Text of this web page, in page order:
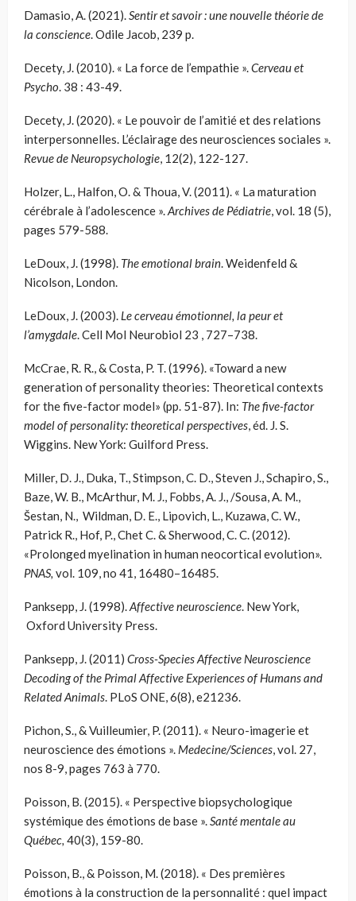
Damasio, A. (2021).Sentir et savoir : une nouvelle théorie de
la conscience. Odile Jacob, 239 p.
Decety, J. (2010). « La force de l’empathie ».Cerveau et
Psycho. 38 : 43-49.
Decety, J. (2020). « Le pouvoir de l’amitié et des relations
interpersonnelles. L’éclairage des neurosciences sociales ».
Revue de Neuropsychologie, 12(2), 122-127.
Holzer, L., Halfon, O. & Thoua, V. (2011). « La maturation
cérébrale à l’adolescence ».Archives de Pédiatrie, vol. 18 (5),
pages 579-588.
LeDoux, J. (1998). The emotional brain. Weidenfeld &
Nicolson, London.
LeDoux, J. (2003). Le cerveau émotionnel, la peur et
l’amygdale. Cell Mol Neurobiol 23 , 727–738.
McCrae, R. R., & Costa, P. T. (1996). «Toward a new
generation of personality theories: Theoretical contexts
for the five-factor model» (pp. 51-87). In: The five-factor
model of personality: theoretical perspectives, éd. J. S.
Wiggins. New York: Guilford Press.
Miller, D. J., Duka, T., Stimpson, C. D., Steven J., Schapiro, S.,
Baze, W. B., McArthur, M. J., Fobbs, A. J., /Sousa, A. M.,
Šestan, N., Wildman, D. E., Lipovich, L., Kuzawa, C. W.,
Patrick R., Hof, P., Chet C. & Sherwood, C. C. (2012).
«Prolonged myelination in human neocortical evolution».
PNAS, vol. 109, no 41, 16480–16485.
Panksepp, J. (1998).Affective neuroscience. New York,
Oxford University Press.
Panksepp, J. (2011) Cross-Species Affective Neuroscience
Decoding of the Primal Affective Experiences of Humans and
Related Animals. PLoS ONE, 6(8), e21236.
Pichon, S., & Vuilleumier, P. (2011). « Neuro-imagerie et
neuroscience des émotions ». Medecine/Sciences, vol. 27,
nos 8-9, pages 763 à 770.
Poisson, B. (2015). « Perspective biopsychologique
systémique des émotions de base ».Santé mentale au
Québec, 40(3), 159-80.
Poisson, B., & Poisson, M. (2018). « Des premières
émotions à la construction de la personnalité : quel impact